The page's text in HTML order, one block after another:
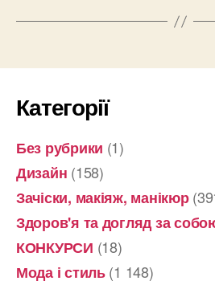
Категорії
Без рубрики (1)
Дизайн (158)
Зачіски, макіяж, манікюр
Здоров'я та догляд за
КОНКУРСИ (18)
Мода і стиль(1 148)